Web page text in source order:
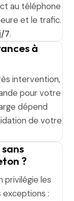
au téléphone
et le trafic.
7.
à
intervention,
pour votre
dépend
de votre
?
privilégie les
: